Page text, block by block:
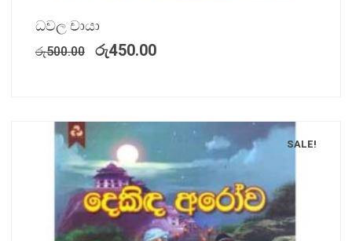
ධවල චායා
රු500.00 රු450.00
SALE!